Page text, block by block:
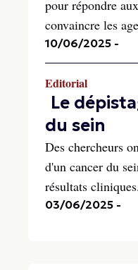
pour répondre
convaincre les
10/06/2025 -
Editorial
Le
du sein
Des chercheurs
d'un cancer du
résultats
03/06/2025 -